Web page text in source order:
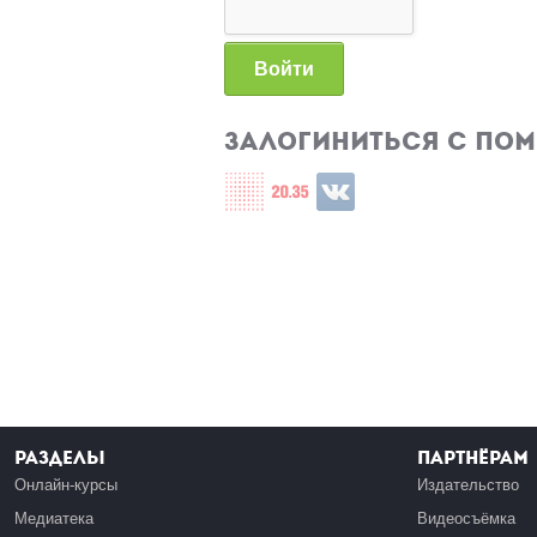
Войти
Залогиниться с
Login with СЦОС
Login with u2035
Login with ВКонтакте
Разделы
Онлайн-курсы
Медиатека
Партнёрам
Издательство
Видеосъёмка